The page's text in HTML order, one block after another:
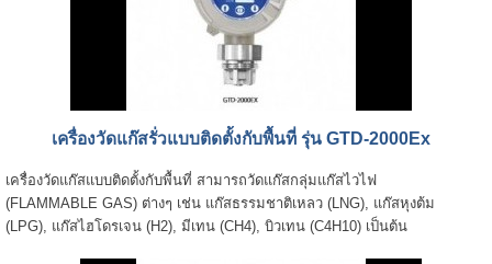
เครื่องวัดแก๊สรั่วแบบติดตั้งกับพื้นที่ รุ่น GTD-2000Ex
เครื่องวัดแก๊สแบบติดตั้งกับพื้นที่ สามารถวัดแก๊สกลุ่มแก๊สไวไฟ
(FLAMMABLE GAS) ต่างๆ เช่น แก๊สธรรมชาติเหลว (LNG), แก๊สหุงต้ม
(LPG), แก๊สไฮโดรเจน (H2), มีเทน (CH4), บิวเทน (C4H10) เป็นต้น